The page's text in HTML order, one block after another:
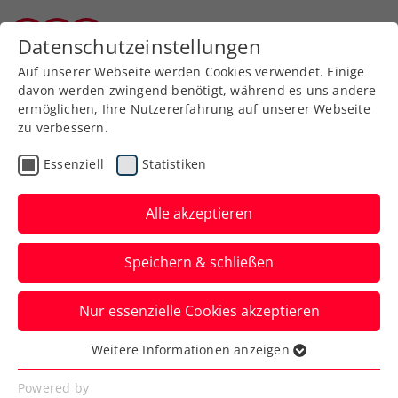
Zurück zur Newsübersicht
ATP
ATP Bukarest: Erfolgslauf
geht weiter – Misolic
stürmt ins Viertelfinale
Damit kehrt das ÖTV-Ass in der
Weltrangliste wieder unter die besten 200
zurück.
Verfasst von: Manuel Wachta, 02.04.2025
Datenschutzeinstellungen
Auf unserer Webseite werden Cookies verwendet. Einige
davon werden zwingend benötigt, während es uns andere
ermöglichen, Ihre Nutzererfahrung auf unserer Webseite
zu verbessern.
Essenziell Statistiken
Alle akzeptieren
Speichern & schließen
Nur essenzielle Cookies akzeptieren
Essenziell
Essenzielle Cookies werden für grundlegende
Weitere Informationen anzeigen
Powered by